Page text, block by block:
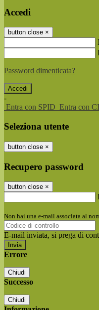
Accedi
button close ×
Password dimenticata?
-
Entra con SPID Entra con
Seleziona utente
button close ×
Recupero password
button close ×
Non hai una e-mail associata al
E-mail inviata, si prega di
Errore
Chiudi
Successo
Chiudi